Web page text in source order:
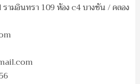
มอินทรา 109 ห้อง c4 บางชัน / คลอง